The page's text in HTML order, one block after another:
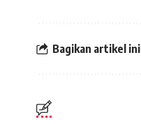
Bagikan artikel ini